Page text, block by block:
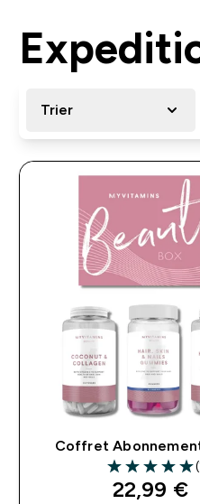
Trier
Coffret
5 out of 5
22,99 €‎